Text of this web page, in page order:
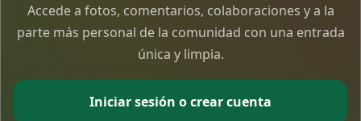
El Tiempo
Comunidad
Accede a fotos, comentarios, colaboraciones y a la
parte más personal de la comunidad con una entrada
única y limpia.
Iniciar sesión o crear cuenta